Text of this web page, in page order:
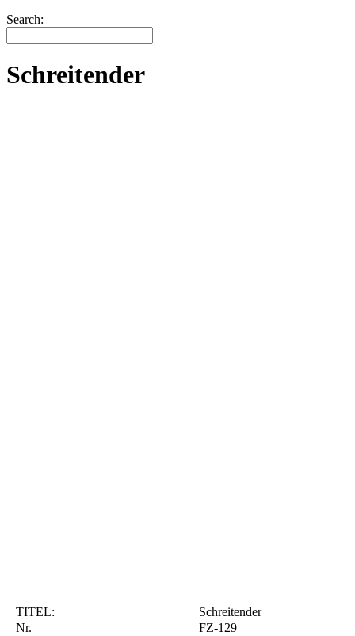
Search:
Schreitender
TITEL:
Schreitender
Nr.
FZ-129